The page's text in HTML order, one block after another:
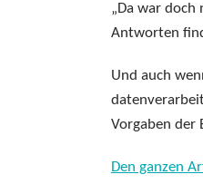
„Da war doch
Antworten
Und auch
Vorgaben der
Den ganzen